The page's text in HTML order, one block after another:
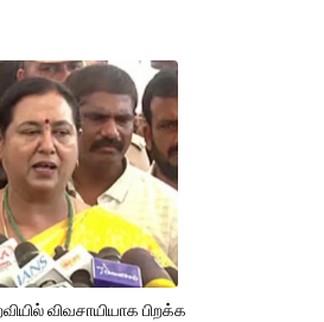
விவசாயியாக பிறக்க